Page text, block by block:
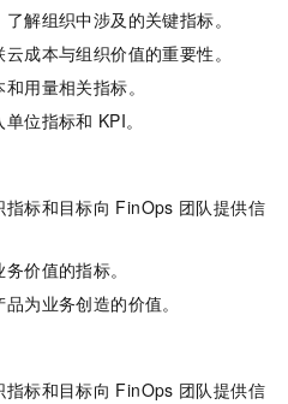
解组织中涉及的关键指标。
成本与组织价值的重要性。
用量相关指标。
位指标和 KPI。
标和目标向 FinOps 团队提供信
价值的指标。
为业务创造的价值。
标和目标向 FinOps 团队提供信